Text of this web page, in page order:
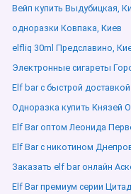
Вейп купить Выдубицкая,
одноразки Ковпака, Киев
elfliq 30ml Предславино,
Электронные сигареты
Elf bar с быстрой
Одноразка купить Князей
Elf Bar оптом Леонида
Elf Bar с никотином
Заказать elf bar онлайн
Elf Bar премиум серии